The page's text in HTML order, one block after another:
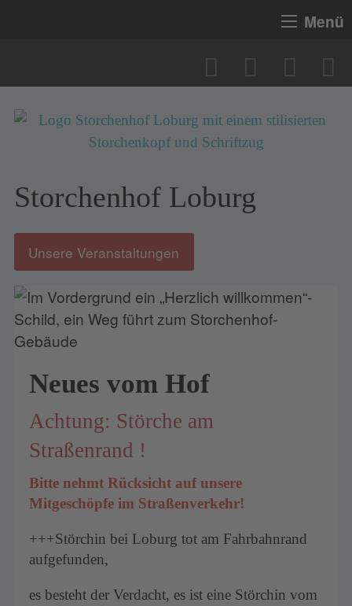
Menü
Storchenhof Loburg
Unsere Veranstaltungen
Neues vom Hof
Achtung: Störche am
Straßenrand !
Bitte nehmt Rücksicht auf unsere
Mitgeschöpfe im Straßenverkehr!
+++Störchin bei Loburg tot am Fahrbahnrand
aufgefunden,
es besteht der Verdacht, es ist eine Störchin vom